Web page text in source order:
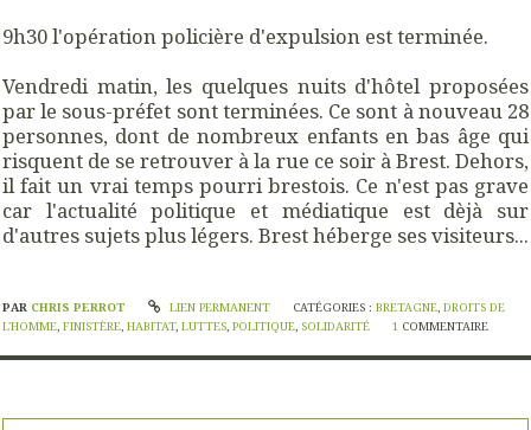
9h30 l'opération policière d'expulsion est terminée.
Vendredi matin, les quelques nuits d'hôtel proposées
par le sous-préfet sont terminées. Ce sont à nouveau 28
personnes, dont de nombreux enfants en bas âge qui
risquent de se retrouver à la rue ce soir à Brest. Dehors,
il fait un vrai temps pourri brestois. Ce n'est pas grave
car l'actualité politique et médiatique est dèjà sur
d'autres sujets plus légers. Brest héberge ses visiteurs...
PAR CHRIS PERROT LIEN PERMANENT CATÉGORIES :BRETAGNE,DROITS DE
L'HOMME, FINISTÈRE, HABITAT, LUTTES, POLITIQUE, SOLIDARITÉ 1 COMMENTAIRE